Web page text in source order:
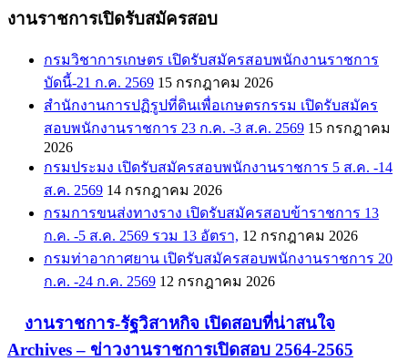
งานราชการเปิดรับสมัครสอบ
กรมวิชาการเกษตร เปิดรับสมัครสอบพนักงานราชการ
บัดนี้-21 ก.ค. 2569 15 กรกฎาคม 2026
สำนักงานการปฏิรูปที่ดินเพื่อเกษตรกรรม เปิดรับสมัคร
สอบพนักงานราชการ 23 ก.ค. -3 ส.ค. 2569 15 กรกฎาคม
2026
กรมประมง เปิดรับสมัครสอบพนักงานราชการ 5 ส.ค. -14
ส.ค. 2569 14 กรกฎาคม 2026
กรมการขนส่งทางราง เปิดรับสมัครสอบข้าราชการ 13
ก.ค. -5 ส.ค. 2569 รวม 13 อัตรา, 12 กรกฎาคม 2026
กรมท่าอากาศยาน เปิดรับสมัครสอบพนักงานราชการ 20
ก.ค. -24 ก.ค. 2569 12 กรกฎาคม 2026
งานราชการ-รัฐวิสาหกิจ เปิดสอบที่น่าสนใจ
Archives – ข่าวงานราชการเปิดสอบ 2564-2565